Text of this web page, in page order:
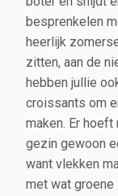
besprenkelen
heerlijk
zitten, aan de
hebben jullie
croissants om
maken. Er
gezin gewoon
want vlekken
met wat